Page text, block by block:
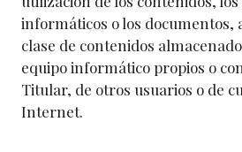
informáticos o los documentos,
clase de contenidos
equipo informático propios o
Titular, de otros usuarios o de
Internet.